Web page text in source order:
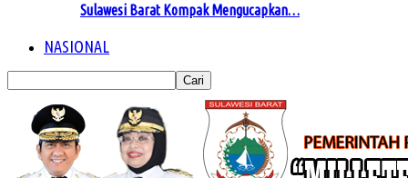
Sulawesi Barat Kompak Mengucapkan…
NASIONAL